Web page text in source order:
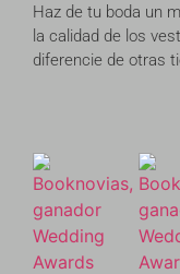
Haz de tu boda un
la calidad de los
diferencie de otras